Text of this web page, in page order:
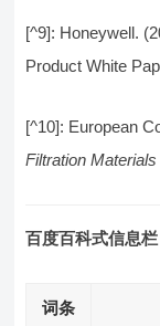
[^9]: Honeywell.
Product White
[^10]: European
Filtration
百度百科式信息栏
词条